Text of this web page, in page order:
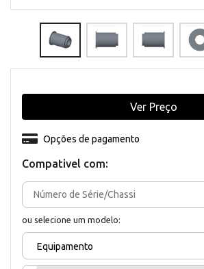
Compativel com:
ou selecione um modelo:
Equipamento
Opções de pagamento
Ver Preço